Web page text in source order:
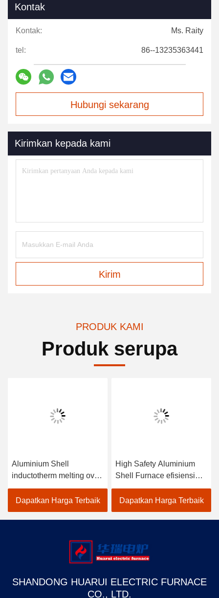
Kontak
Kontak: Ms. Raity
tel: 86--13235363441
Hubungi sekarang
Kirimkan kepada kami
Kirim
PRODUK KAMI
Produk serupa
Aluminium Shell
inductotherm melting oven
Keamanan tinggi
Dapatkan Harga Terbaik
High Safety Aluminium
Shell Furnace efisiensi
tinggi Umur panjang
Dapatkan Harga Terbaik
SHANDONG HUARUI ELECTRIC FURNACE
CO., LTD.